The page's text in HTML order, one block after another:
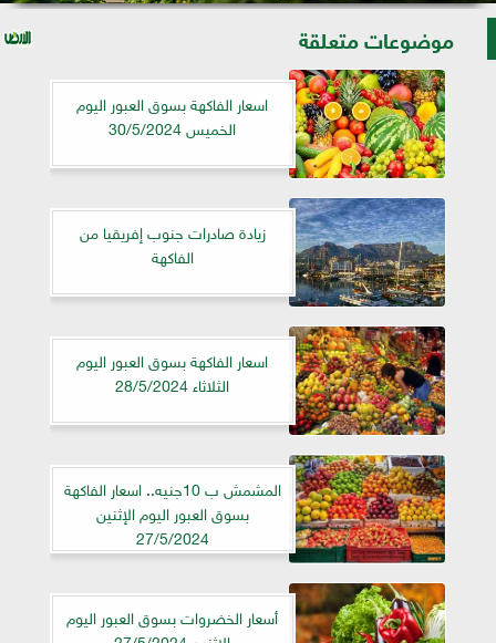
موضوعات متعلقة
اسعار الفاكهة بسوق العبور اليوم
الخميس 30/5/2024
زيادة صادرات جنوب إفريقيا من
الفاكهة
اسعار الفاكهة بسوق العبور اليوم
الثلاثاء 28/5/2024
المشمش ب 10جنيه.. اسعار الفاكهة
بسوق العبور اليوم الإثنين
27/5/2024
أسعار الخضروات بسوق العبور اليوم